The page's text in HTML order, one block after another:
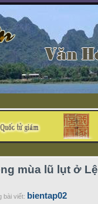
mùa lũ lụt ở Lệ
bài viết: bientap02